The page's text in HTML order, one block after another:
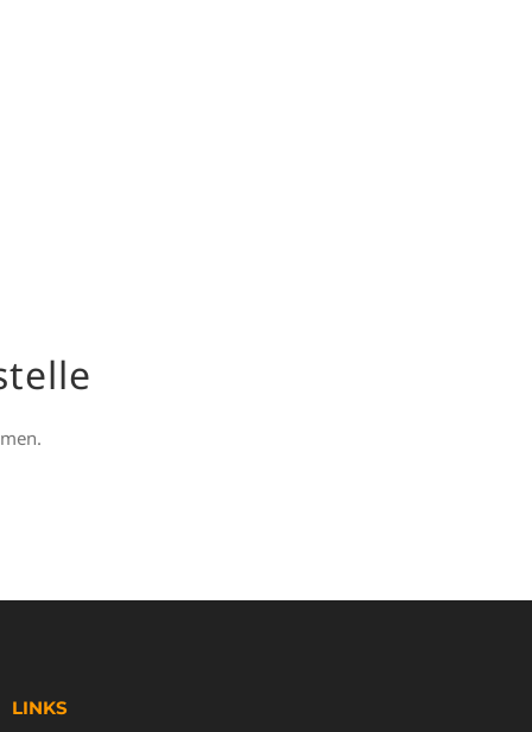
LINKS